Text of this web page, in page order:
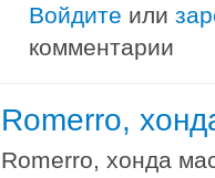
Войдите или
комментарии
Romerro,
Romerro, хонда